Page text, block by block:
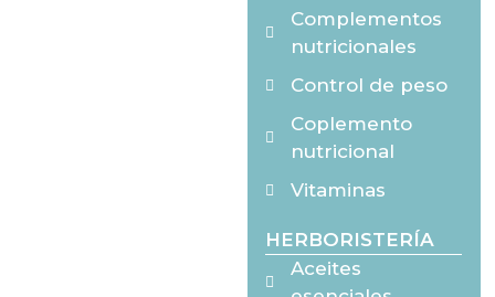
Complementos
nutricionales
Control de peso
Coplemento
nutricional
Vitaminas
HERBORISTERÍA
Aceites